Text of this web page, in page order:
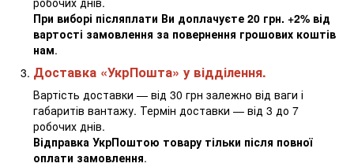
При виборі післяплати Ви доплачуєте 20 грн. +2% від
вартості замовлення за повернення грошових коштів
нам.
Доставка «УкрПошта» у відділення.
Вартість доставки — від 30 грн залежно від ваги і
габаритів вантажу. Термін доставки — від 3 до 7
робочих днів.
Відправка УкрПоштою товару тільки після повної
оплати замовлення.